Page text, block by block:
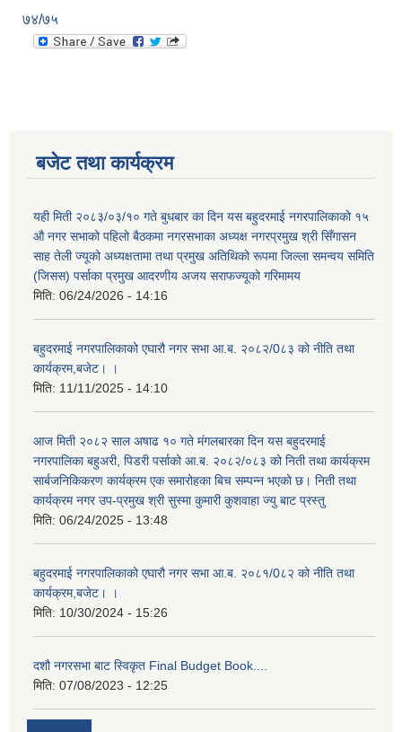
७४/७५
बजेट तथा कार्यक्रम
यही मिती २०८३/०३/१० गते बुधबार का दिन यस बहुदरमाई नगरपालिकाको १५
औ नगर सभाको पहिलो बैठकमा नगरसभाका अध्यक्ष नगरप्रमुख श्री सिँगासन
साह तेली ज्यूको अध्यक्षतामा तथा प्रमुख अतिथिको रूपमा जिल्ला समन्वय समिति
(जिसस) पर्साका प्रमुख आदरणीय अजय सराफज्यूको गरिमामय
मिति: 06/24/2026 - 14:16
बहुदरमाई नगरपालिकाको एघारौ नगर सभा आ.ब. २०८२/0८३ को नीति तथा
कार्यक्रम,बजेट। ।
मिति: 11/11/2025 - 14:10
आज मिती २०८२ साल अषाढ १० गते मंगलबारका दिन यस बहुदरमाई
नगरपालिका बहुअरी, पिडरी पर्साको आ.ब. २०८२/०८३ को निती तथा कार्यक्रम
सार्बजनिकिकरण कार्यक्रम एक समारोहका बिच सम्पन्न भएको छ। निती तथा
कार्यक्रम नगर उप-प्रमुख श्री सुस्मा कुमारी कुशवाहा ज्यु बाट प्रस्तु
मिति: 06/24/2025 - 13:48
बहुदरमाई नगरपालिकाको एघारौ नगर सभा आ.ब. २०८१/0८२ को नीति तथा
कार्यक्रम,बजेट। ।
मिति: 10/30/2024 - 15:26
दशौ नगरसभा बाट स्विकृत Final Budget Book....
मिति: 07/08/2023 - 12:25